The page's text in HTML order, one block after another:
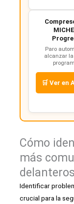
Paro
alcanzar
🛒 Ver en
Cómo
más
delanteros
Identificar
crucial para la